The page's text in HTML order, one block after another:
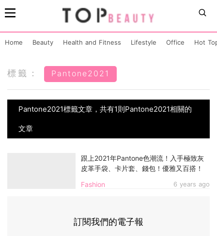
Home Beauty Health and Fitness Lifestyle Office Hot
標籤： Pantone2021
Pantone2021標籤文章，共有1則Pantone2021相關的
文章
Fashion 6 years ago
跟上2021年Pantone色潮流！入手極致灰
皮革手袋、卡片套、錢包！優雅又百搭！
訂閱我們的電子報